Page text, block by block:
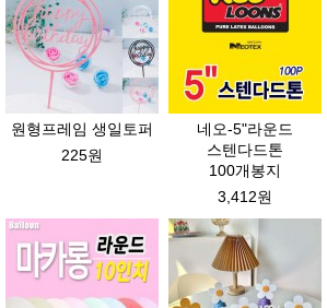
원형프레임 생일토퍼
225원
네오-5"라운드
스텐다드톤
100개봉지
3,412원